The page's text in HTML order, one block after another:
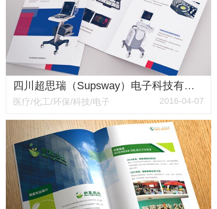
四川超思瑞（Supsway）电子科技有限公司品牌策划与产品折页设计
医疗/化工/环保/科技/电子 2016-04-07